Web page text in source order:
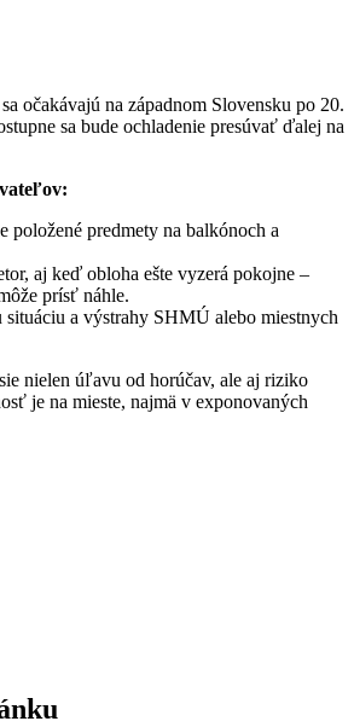
očakávajú na západnom Slovensku po 20.
sa bude ochladenie presúvať ďalej na
položené predmety na balkónoch a
aj keď obloha ešte vyzerá pokojne –
prísť náhle.
situáciu a výstrahy SHMÚ alebo miestnych
nielen úľavu od horúčav, ale aj riziko
je na mieste, najmä v exponovaných